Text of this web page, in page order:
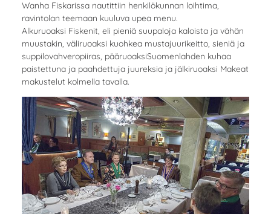
Wanha Fiskarissa nautittiin henkilökunnan loihtima,
ravintolan teemaan kuuluva upea menu.
Alkuruoaksi Fiskenit, eli pieniä suupaloja kaloista ja vähän
muustakin, väliruoaksi kuohkea mustajuurikeitto, sieniä ja
suppilovahveropiiras, pääruoaksiSuomenlahden kuhaa
paistettuna ja paahdettuja juureksia ja jälkiruoaksi Makeat
makustelut kolmella tavalla.